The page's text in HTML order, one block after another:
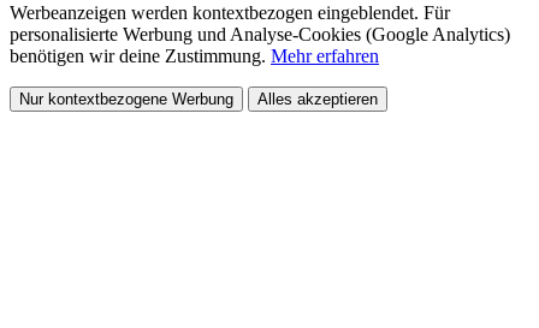
Werbeanzeigen werden kontextbezogen eingeblendet. Für
personalisierte Werbung und Analyse-Cookies (Google Analytics)
benötigen wir deine Zustimmung. Mehr erfahren
Nur kontextbezogene Werbung Alles akzeptieren